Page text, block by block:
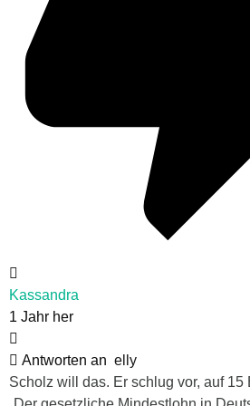
Kassandra
1 Jahr her
Antworten an elly
Scholz will das. Er schlug vor, auf 15